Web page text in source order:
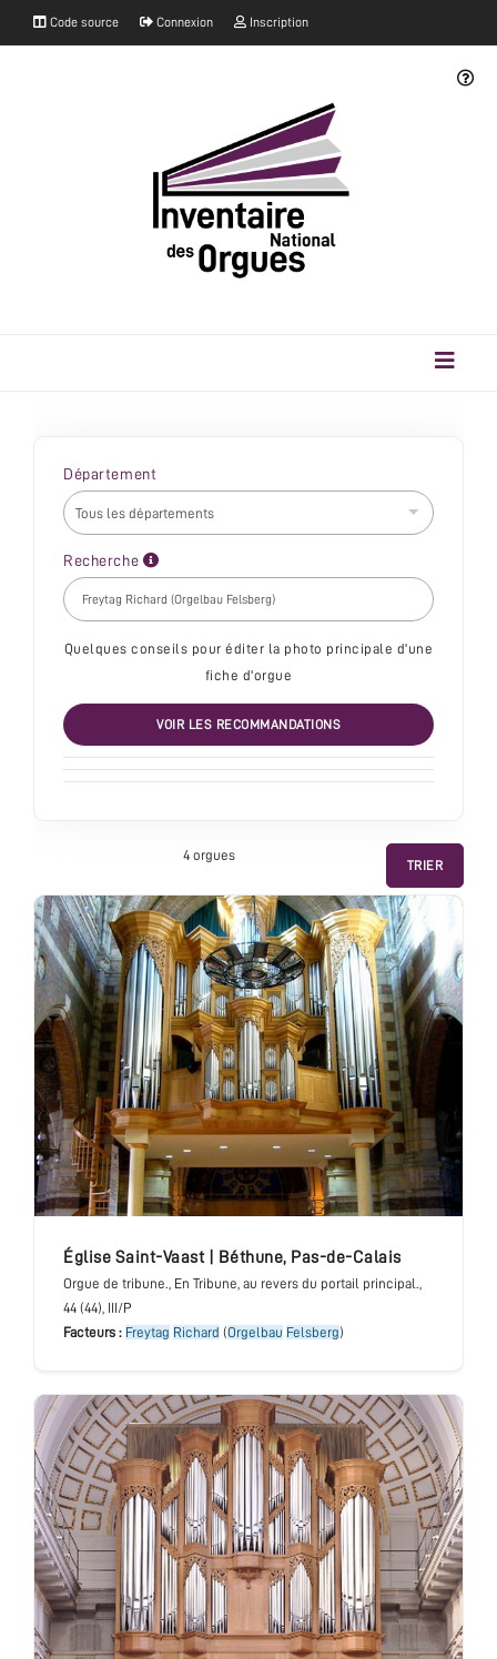
Code source Connexion Inscription
Département
Recherche
Quelques conseils pour éditer la photo principale d'une
fiche d'orgue
VOIR LES RECOMMANDATIONS
TRIER
4 orgues
église Saint-Vaast| Béthune, Pas-de-Calais
Orgue de tribune., En Tribune, au revers du portail principal.,
44 (44), III/P
Facteurs : Freytag Richard (Orgelbau Felsberg)